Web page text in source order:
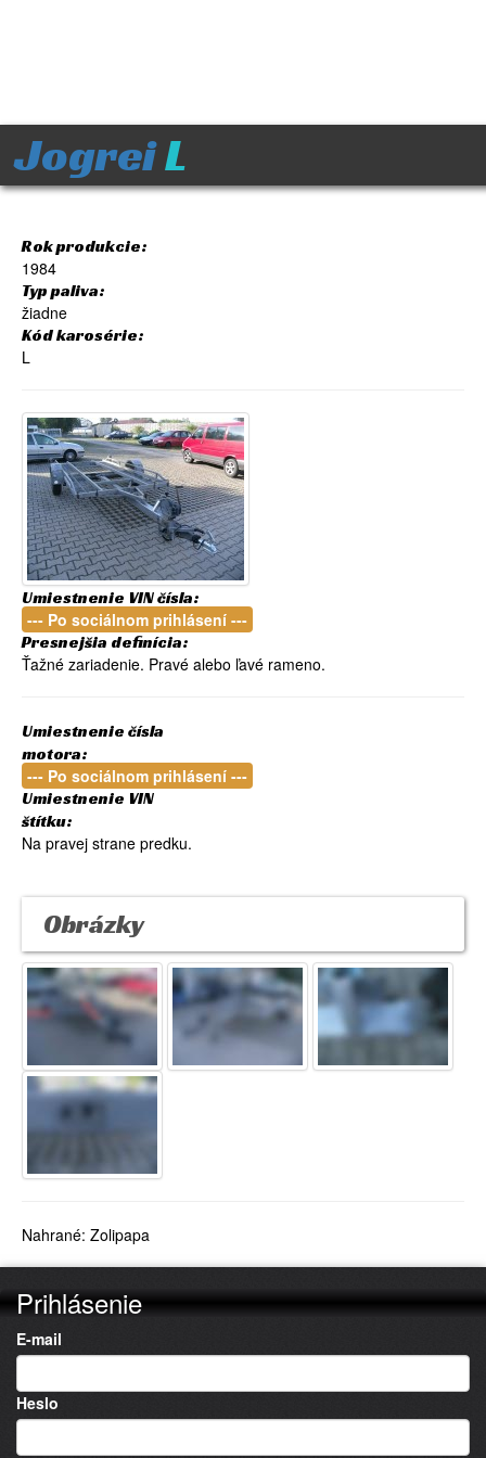
JogreiL
Rok produkcie:
1984
Typ paliva:
žiadne
Kód karosérie:
L
Umiestnenie VIN čísla:
--- Po sociálnom prihlásení ---
Presnejšia definícia:
Ťažné zariadenie. Pravé alebo ľavé rameno.
Umiestnenie čísla
motora:
--- Po sociálnom prihlásení ---
Umiestnenie VIN
štítku:
Na pravej strane predku.
Obrázky
Nahrané: Zolipapa
Prihlásenie
E-mail
Heslo